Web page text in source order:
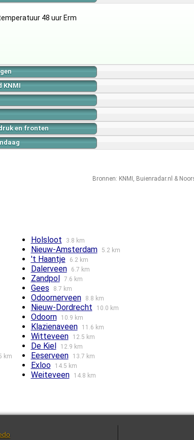
KNMI
en fronten
Bronnen: KNMI , Buienradar.nl &
Holsloot 3.8 km
Nieuw-Amsterdam 5.2 km
't Haantje 6.2 km
Dalerveen 6.7 km
Zandpol 7.6 km
Gees 8.7 km
Odoornerveen 8.8 km
Nieuw-Dordrecht 10.0 km
Odoorn 10.9 km
Klazienaveen 11.6 km
Witteveen 12.5 km
De Kiel 12.9 km
km Eeserveen 13.7 km
Exloo 14.5 km
Weiteveen 14.8 km